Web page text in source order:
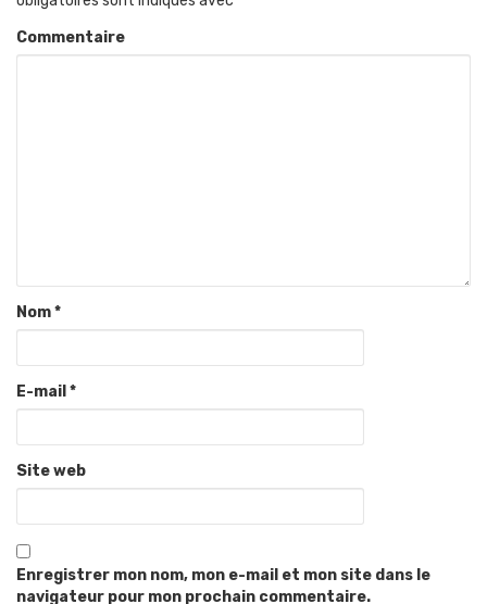
Commentaire
Nom*
E-mail *
Site web
Enregistrer mon nom, mon e-mail et mon site dans le
navigateur pour mon prochain commentaire.